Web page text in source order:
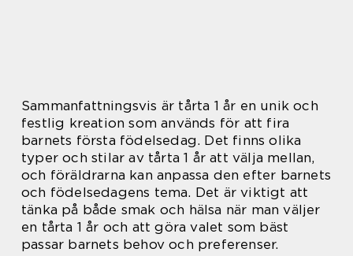
Sammanfattningsvis är tårta 1 år en unik och
festlig kreation som används för att fira
barnets första födelsedag. Det finns olika
typer och stilar av tårta 1 år att välja mellan,
och föräldrarna kan anpassa den efter barnets
och födelsedagens tema. Det är viktigt att
tänka på både smak och hälsa när man väljer
en tårta 1 år och att göra valet som bäst
passar barnets behov och preferenser.